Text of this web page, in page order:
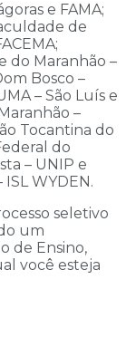
e FAMA;
de
do Maranhão –
Bosco –
– São Luís e
–
Tocantina do
do
– UNIP e
WYDEN.
seletivo
um
de Ensino,
você esteja